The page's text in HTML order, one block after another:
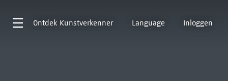
Ontdek Kunstverkenner Language Inloggen